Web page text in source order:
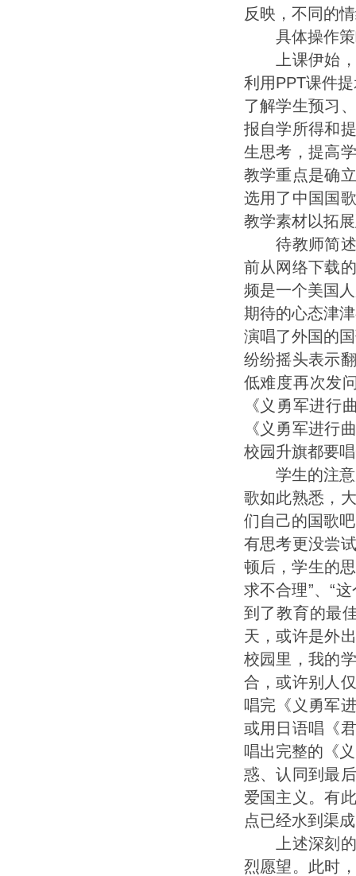
反映，不同的
具体操作策
上课伊始，
利用PPT课件
了解学生预习
报自学所得和
生思考，提高
教学重点是确
选用了中国国
教学素材以拓
待教师简述
前从网络下载
频是一个美国
期待的心态津
演唱了外国的
纷纷摇头表示
低难度再次发
《义勇军进行
《义勇军进行
校园升旗都要
学生的注意
歌如此熟悉，
们自己的国歌
有思考更没尝
顿后，学生的
求不合理”、“
到了教育的最
天，或许是外
校园里，我的
合，或许别人
唱完《义勇军
或用日语唱《
唱出完整的《
惑、认同到最
爱国主义。有
点已经水到渠
上述深刻的
烈愿望。此时